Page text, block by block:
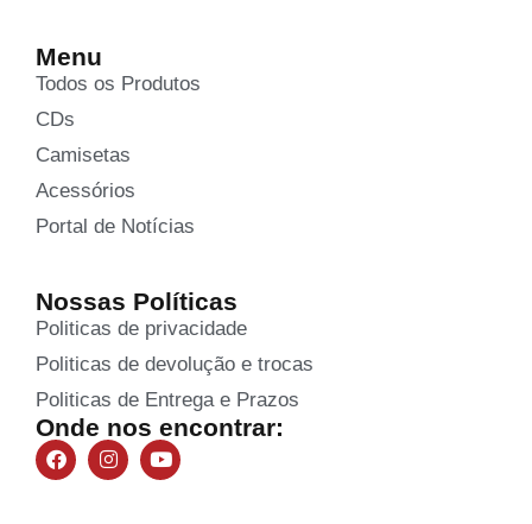
Menu
Todos os Produtos
CDs
Camisetas
Acessórios
Portal de Notícias
Nossas Políticas
Politicas de privacidade
Politicas de devolução e trocas
Politicas de Entrega e Prazos
Onde nos encontrar: